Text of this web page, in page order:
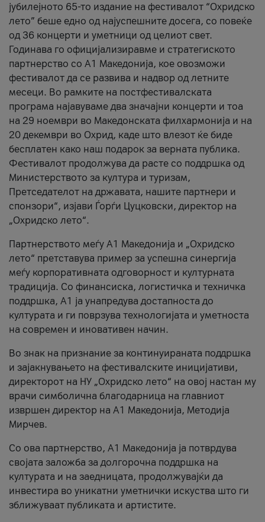
јубилејното 65-то издание на фестивалот “Охридско
лето” беше едно од најуспешните досега, со повеќе
од 36 концерти и уметници од целиот свет.
Годинава го официјализиравме и стратегиското
партнерство со А1 Македонија, кое овозможи
фестивалот да се развива и надвор од летните
месеци. Во рамките на постфестивалската
програма најавуваме два значајни концерти и тоа
на 29 ноември во Македонската филхармонија и на
20 декември во Охрид, каде што влезот ќе биде
бесплатен како наш подарок за верната публика.
Фестивалот продолжува да расте со поддршка од
Министерството за култура и туризам,
Претседателот на државата, нашите партнери и
спонзори“, изјави Ѓорѓи Цуцковски, директор на
„Охридско лето“.
Партнерството меѓу A1 Македонија и „Охридско
лето“ претставува пример за успешна синергија
меѓу корпоративната одговорност и културната
традиција. Со финансиска, логистичка и техничка
поддршка, A1 ја унапредува достапноста до
културата и ги поврзува технологијата и уметноста
на современ и иновативен начин.
Во знак на признание за континуираната поддршка
и зајакнувањето на фестивалските иницијативи,
директорот на НУ „Охридско лето“ на овој настан му
врачи симболична благодарница на главниот
извршен директор на A1 Македонија, Методија
Мирчев.
Со ова партнерство, A1 Македонија ја потврдува
својата заложба за долгорочна поддршка на
културата и на заедницата, продолжувајќи да
инвестира во уникатни уметнички искуства што ги
зближуваат публиката и артистите.